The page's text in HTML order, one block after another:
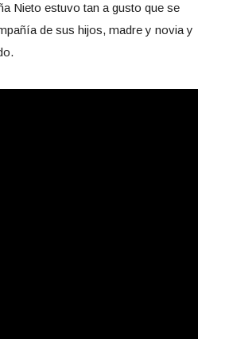
Nieto estuvo tan a gusto que se
de sus hijos, madre y novia y